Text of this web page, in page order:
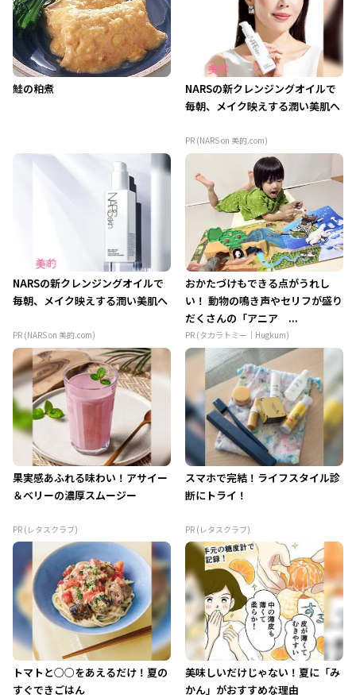
鮭の粕煮
NARSの新クレンジングオイルで
毎朝、メイク映えする潤い美肌へ
PR (NARS on 美的.com)
NARSの新クレンジングオイルで
毎朝、メイク映えする潤い美肌へ
PR (NARS on 美的.com)
おかたづけもできる点がうれし
い！ 動物の鳴き声やセリフが盛り
だくさんの「アニア ...
PR (タカラトミー｜Hugkum)
果実感あふれる味わい！アサイー
＆ベリーの濃厚スムージー
PR (レタスクラブ)
スマホで完結！ライフスタイル診
断にトライ！
PR (レタスクラブ)
トマトと○○をあえるだけ！夏の
すぐできごはん
美味しいだけじゃない！夏に「み
かん」がおすすめな理由